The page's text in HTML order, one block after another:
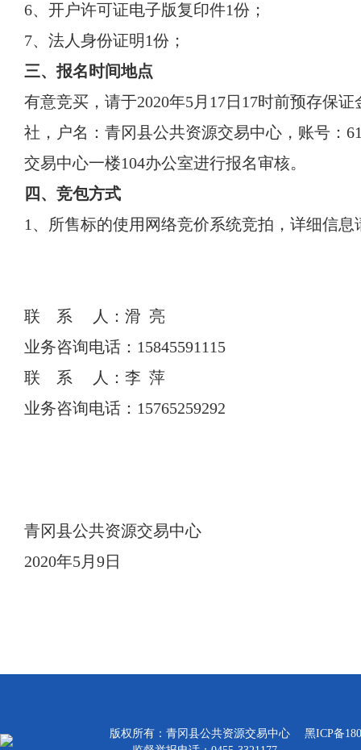
6、开户许可证电子版复印件1份；
7、法人身份证明1份；
三、报名时间地点
有意竞买，请于2020年5月17日17时前预存保
社，户名：青冈县公共资源交易中心，账号：
交易中心一楼104办公室进行报名审核。
四、竞包方式
1、所售标的使用网络竞价系统竞拍，详细信
联 系 人：滑 亮
业务咨询电话：15845591115
联 系 人：李 萍
业务咨询电话：15765259292
青冈县公共资源交易中心
2020年5月9日
版权所有：青冈县公共资源交易中心 黑ICP备